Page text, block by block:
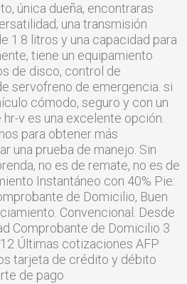
única dueña, encontraras
una transmisión
1.8 litros y una capacidad para
tiene un equipamiento
de disco, control de
servofreno de emergencia. si
cómodo, seguro y con un
v es una excelente opción.
para obtener más
una prueba de manejo. Sin
no es de remate, no es de
Instantáneo con 40% Pie:
de Domicilio, Buen
Convencional: Desde
Comprobante de Domicilio 3
Últimas cotizaciones AFP
tarjeta de crédito y débito
de pago